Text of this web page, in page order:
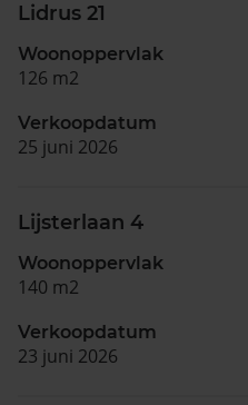
Lidrus 21
Woonoppervlak
126 m2
Verkoopdatum
25 juni 2026
Lijsterlaan 4
Woonoppervlak
140 m2
Verkoopdatum
23 juni 2026